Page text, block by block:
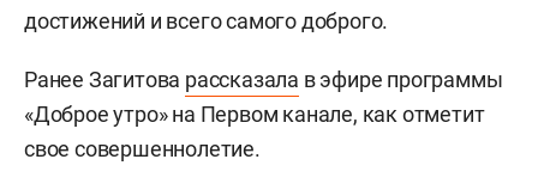
достижений и всего самого доброго.
Ранее Загитова рассказала в эфире программы
«Доброе утро» на Первом канале, как отметит
свое совершеннолетие.